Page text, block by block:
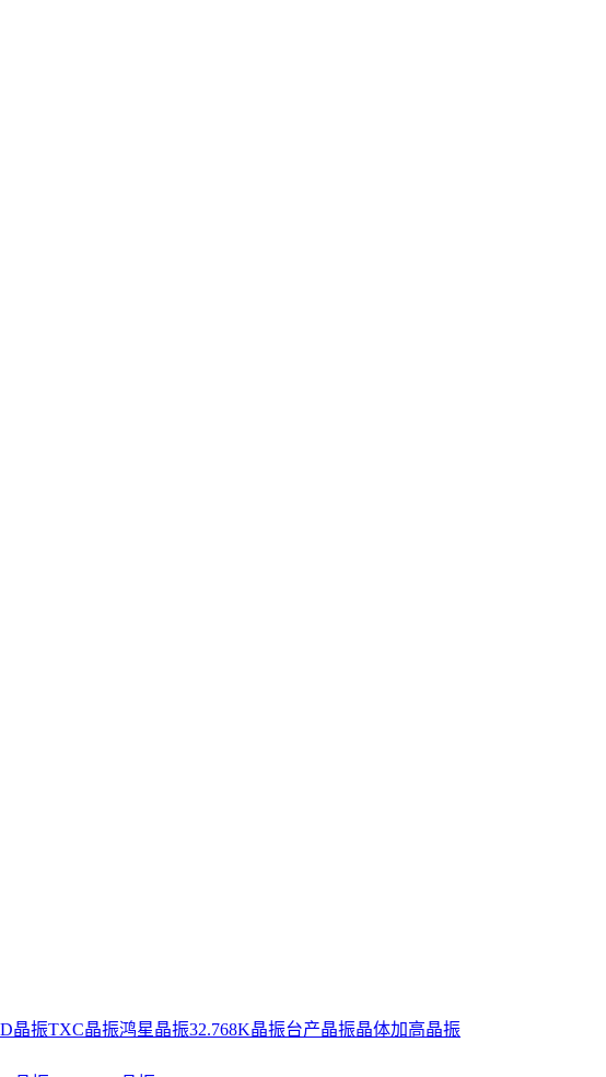
晶振TXC晶振鸿星晶振32.768K晶振台产晶振晶体加高晶振